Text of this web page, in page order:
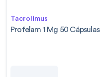
Tacrolimus
Profelam 1 Mg 50 Cápsulas